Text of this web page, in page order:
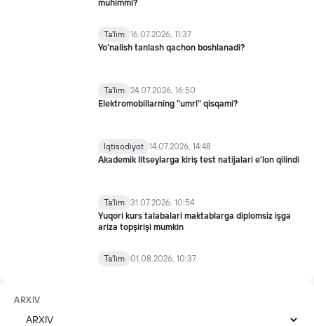
muhimmi?
Ta'lim 16.07.2026, 11:37
Yo’nalish tanlash qachon boshlanadi?
Ta'lim 24.07.2026, 16:50
Elektromobillarning "umri" qisqami?
Iqtisodiyot 14.07.2026, 14:48
Akademik litseylarga kiriş test natijalari e'lon qilindi
Ta'lim 31.07.2026, 10:54
Yuqori kurs talabalari maktablarga diplomsiz işga
ariza topşirişi mumkin
Ta'lim 01.08.2026, 10:37
ARXIV